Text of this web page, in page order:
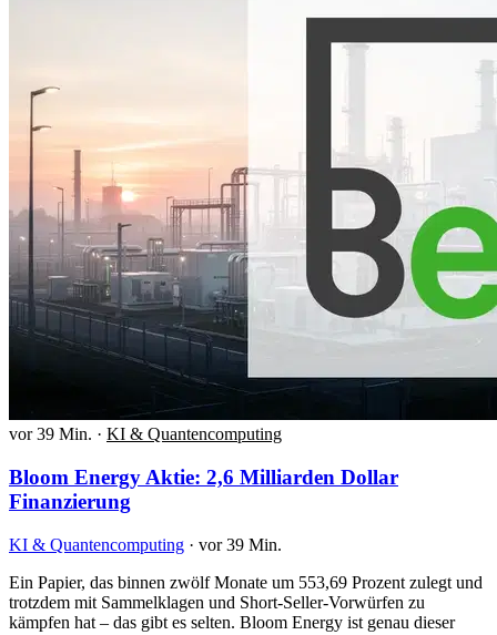
vor 39 Min. · KI & Quantencomputing
Bloom Energy Aktie: 2,6 Milliarden Dollar
Finanzierung
KI & Quantencomputing · vor 39 Min.
Ein Papier, das binnen zwölf Monate um 553,69 Prozent zulegt und
trotzdem mit Sammelklagen und Short-Seller-Vorwürfen zu
kämpfen hat – das gibt es selten. Bloom Energy ist genau dieser